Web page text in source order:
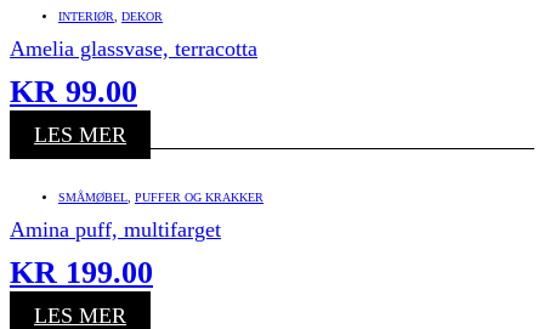
INTERIØR DEKOR
Amelia glassvase, terracotta
KR 99.00
LES MER
SMÅMØBEL PUFFER OG KRAKKER
Amina puff, multifarget
KR 199.00
LES MER